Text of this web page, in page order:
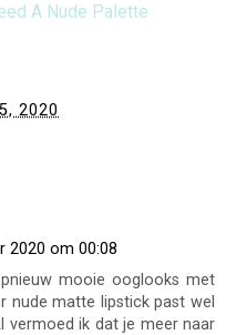
A Nude Palette
2020
2020 om 00:08
mooie ooglooks met
nude matte lipstick past wel
vermoed ik dat je meer naar